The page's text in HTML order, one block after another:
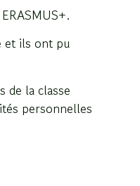
et ils ont pu
de la classe
personnelles